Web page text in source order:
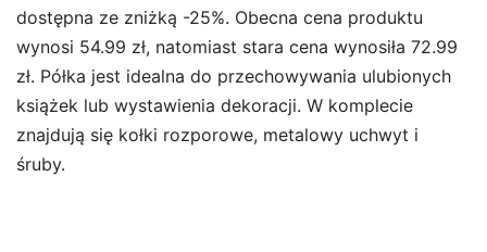
dostępna ze zniżką -25%. Obecna cena produktu
wynosi 54.99 zł, natomiast stara cena wynosiła 72.99
zł. Półka jest idealna do przechowywania ulubionych
książek lub wystawienia dekoracji. W komplecie
znajdują się kołki rozporowe, metalowy uchwyt i
śruby.